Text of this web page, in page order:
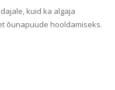
kuid ka algaja
õunapuude hooldamiseks.